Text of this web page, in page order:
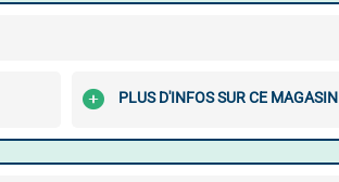
PLUS D'INFOS SUR CE MAGASIN